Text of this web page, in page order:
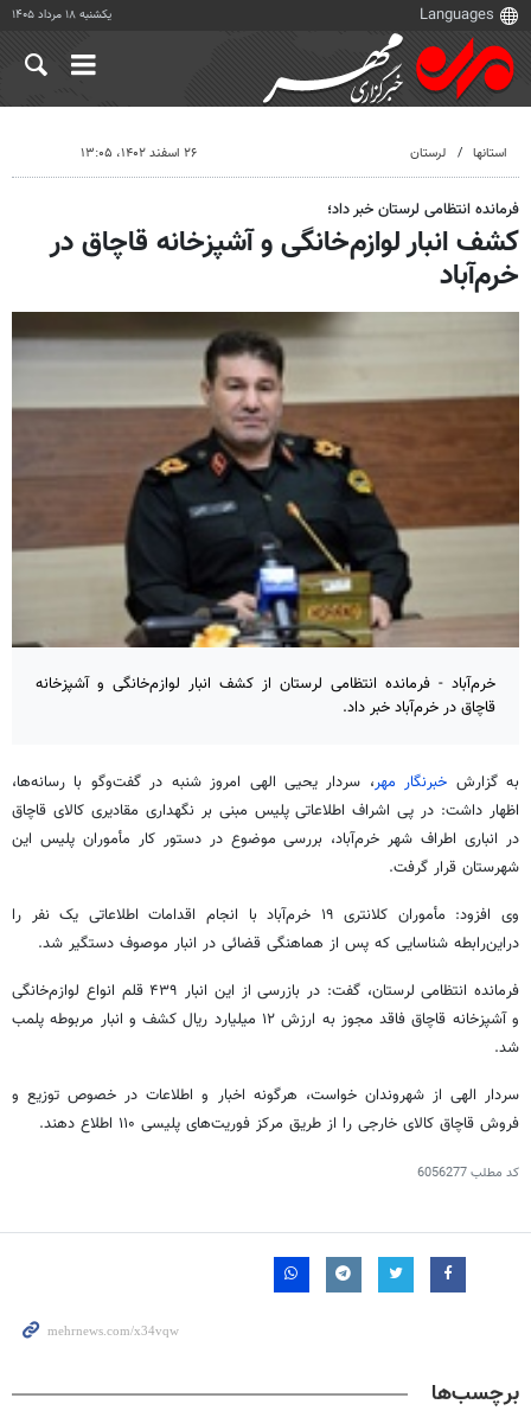
یکشنبه ۱۸ مرداد ۱۴۰۵
استانها لرستان ۲۶ اسفند ۱۴۰۲، ۱۳:۰۵
فرمانده انتظامی لرستان خبر داد؛
کشف انبار لوازم‌خانگی و آشپزخانه قاچاق در
خرم‌آباد
خرم‌آباد - فرمانده انتظامی لرستان از کشف انبار لوازم‌خانگی و آشپزخانه
قاچاق در خرم‌آباد خبر داد.
به گزارش خبرنگار مهر، سردار یحیی الهی امروز شنبه در گفت‌وگو با رسانه‌ها،
اظهار داشت: در پی اشراف اطلاعاتی پلیس مبنی بر نگهداری مقادیری کالای قاچاق
در انباری اطراف شهر خرم‌آباد، بررسی موضوع در دستور کار مأموران پلیس این
شهرستان قرار گرفت.
وی افزود: مأموران کلانتری ۱۹ خرم‌آباد با انجام اقدامات اطلاعاتی یک نفر را
دراین‌رابطه شناسایی که پس از هماهنگی قضائی در انبار موصوف دستگیر شد.
فرمانده انتظامی لرستان، گفت: در بازرسی از این انبار ۴۳۹ قلم انواع لوازم‌خانگی
و آشپزخانه قاچاق فاقد مجوز به ارزش ۱۲ میلیارد ریال کشف و انبار مربوطه پلمب
شد.
سردار الهی از شهروندان خواست، هرگونه اخبار و اطلاعات در خصوص توزیع و
فروش قاچاق کالای خارجی را از طریق مرکز فوریت‌های پلیسی ۱۱۰ اطلاع دهند.
کد مطلب6056277
برچسب‌ها